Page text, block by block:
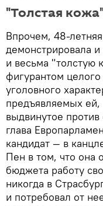
"Толстая
Впрочем, 48-
демонстрировала
и весьма "толстую
фигурантом
уголовного
предъявляемых ей,
выдвинутое
глава
кандидат — в
Пен в том, что она
бюджета работу
никогда в
и потребовал от